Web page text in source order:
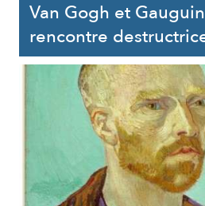
Van Gogh et
rencontre